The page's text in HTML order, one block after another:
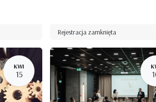
Rejestracja zamknięta
KWI
15